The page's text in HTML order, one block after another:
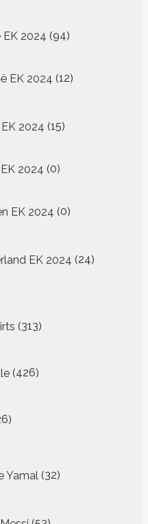
EK 2024 9494
EK 2024 12
producten
2024 15
producten
2024 00
EK 2024 0
producten
EK 2024 24
producten
313
producten
426
426
producten
producten
Yamal 32
producten